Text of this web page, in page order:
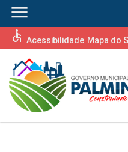
menu
accessible Acessibilidade Mapa do